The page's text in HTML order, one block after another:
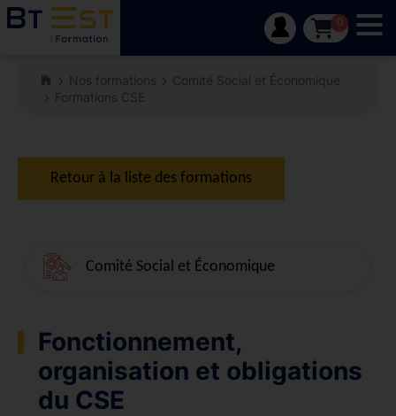
0
Nos formations
Comité Social et Économique
Formations CSE
Retour à la liste des formations
Comité Social et Économique
Fonctionnement,
organisation et obligations
du CSE